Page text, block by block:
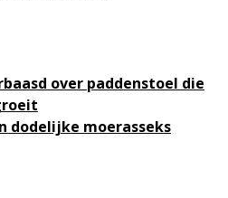
over paddenstoel die
dodelijke moerasseks